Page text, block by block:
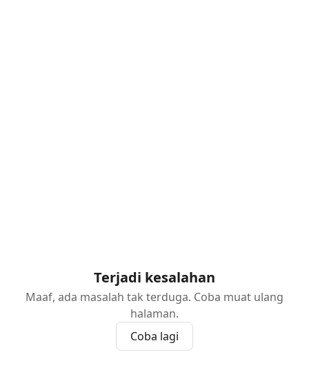
Terjadi kesalahan
Maaf, ada masalah tak terduga. Coba muat ulang
halaman.
Coba lagi